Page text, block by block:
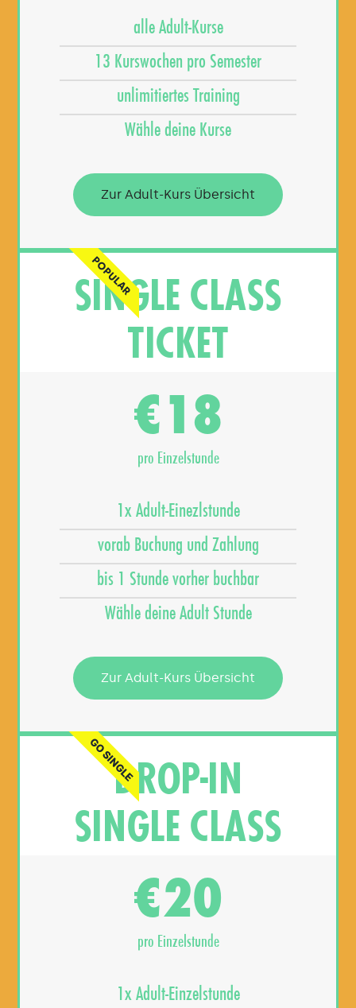
alle Adult-Kurse
13 Kurswochen pro Semester
unlimitiertes Training
Wähle deine Kurse
Zur Adult-Kurs Übersicht
POPULAR
SINGLE CLASS
TICKET
€18
pro Einzelstunde
1x Adult-Einezlstunde
vorab Buchung und Zahlung
bis 1 Stunde vorher buchbar
Wähle deine Adult Stunde
Zur Adult-Kurs Übersicht
GO SINGLE
DROP-IN
SINGLE CLASS
€20
pro Einzelstunde
1x Adult-Einzelstunde